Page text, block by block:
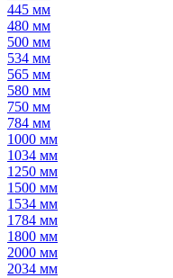
445 мм
480 мм
500 мм
534 мм
565 мм
580 мм
750 мм
784 мм
1000 мм
1034 мм
1250 мм
1500 мм
1534 мм
1784 мм
1800 мм
2000 мм
2034 мм